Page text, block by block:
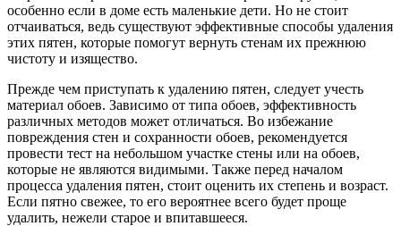
особенно если в доме есть маленькие дети. Но не стоит
отчаиваться, ведь существуют эффективные способы удаления
этих пятен, которые помогут вернуть стенам их прежнюю
чистоту и изящество.
Прежде чем приступать к удалению пятен, следует учесть
материал обоев. Зависимо от типа обоев, эффективность
различных методов может отличаться. Во избежание
повреждения стен и сохранности обоев, рекомендуется
провести тест на небольшом участке стены или на обоев,
которые не являются видимыми. Также перед началом
процесса удаления пятен, стоит оценить их степень и возраст.
Если пятно свежее, то его вероятнее всего будет проще
удалить, нежели старое и впитавшееся.